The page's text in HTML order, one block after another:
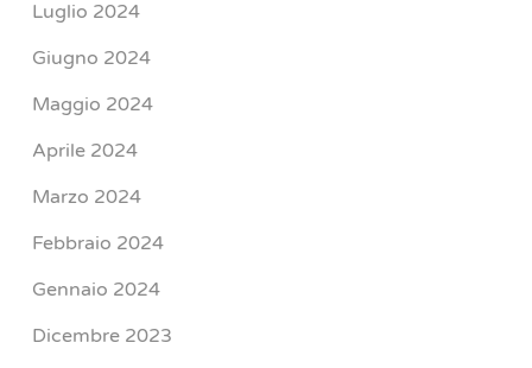
Luglio 2024
Giugno 2024
Maggio 2024
Aprile 2024
Marzo 2024
Febbraio 2024
Gennaio 2024
Dicembre 2023